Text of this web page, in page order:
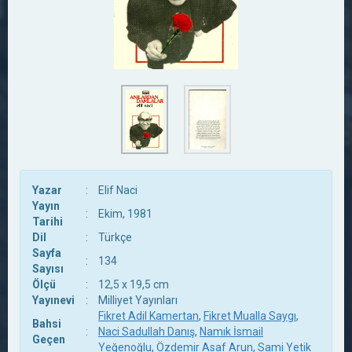
Yazar :
Elif Naci
Yayın
Tarihi
:
Ekim, 1981
Dil
:
Türkçe
Sayfa
Sayısı
:
134
Ölçü
:
12,5 x 19,5 cm
Yayınevi
:
Milliyet Yayınları
Bahsi
Geçen
:
Fikret Adil Kamertan, Fikret Mualla Saygı,
Naci Sadullah Danış, Namık İsmail
Yeğenoğlu, Özdemir Asaf Arun, Sami Yetik